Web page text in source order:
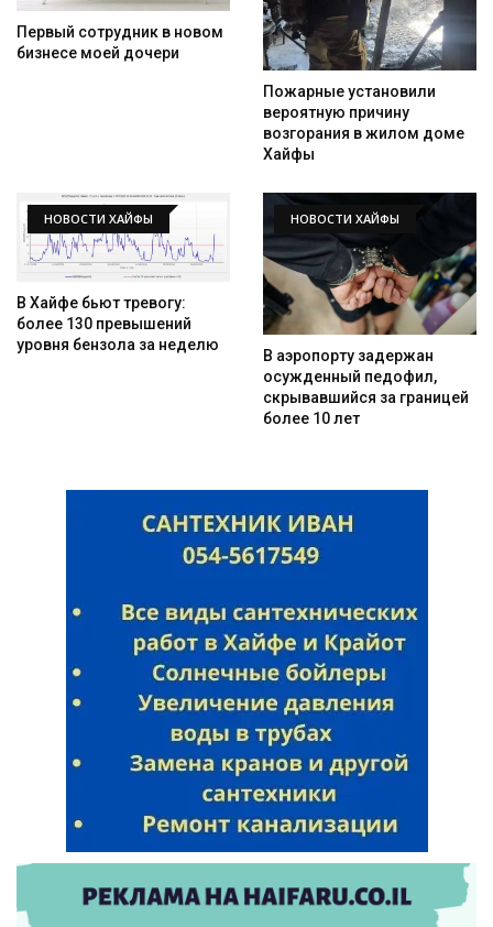
Первый сотрудник в новом
бизнесе моей дочери
Пожарные установили
вероятную причину
возгорания в жилом доме
Хайфы
НОВОСТИ ХАЙФЫ
В Хайфе бьют тревогу:
более 130 превышений
уровня бензола за неделю
НОВОСТИ ХАЙФЫ
В аэропорту задержан
осужденный педофил,
скрывавшийся за границей
более 10 лет